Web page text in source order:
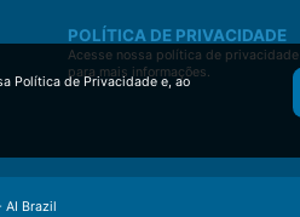
POLÍTICA DE PRIVACIDADE
Acesse nossa política de privacidade
para mais informações.
Brazil
Política de Privacidade e, ao